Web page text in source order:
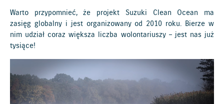
Warto przypomnieć, że projekt Suzuki Clean Ocean ma
zasięg globalny i jest organizowany od 2010 roku. Bierze w
nim udział coraz większa liczba wolontariuszy – jest nas już
tysiące!